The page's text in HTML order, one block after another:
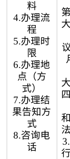
料
4.办理流
程
5.办理时
限
6.办理地
点（方
式）
7.办理结
果告知方
式
8.咨询电
话